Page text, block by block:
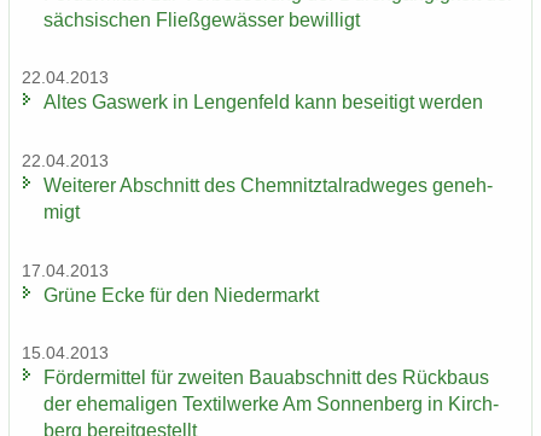
säch­si­schen Fließ­ge­wäs­ser be­wil­ligt
22.04.2013
Altes Gas­werk in Len­gen­feld kann be­sei­tigt wer­den
22.04.2013
Wei­te­rer Ab­schnitt des Chem­nitz­tal­rad­we­ges ge­neh­
migt
17.04.2013
Grüne Ecke für den Nie­der­markt
15.04.2013
För­der­mit­tel für zwei­ten Bau­ab­schnitt des Rück­baus
der ehe­ma­li­gen Tex­til­wer­ke Am Son­nen­berg in Kirch­
berg be­reit­ge­stellt